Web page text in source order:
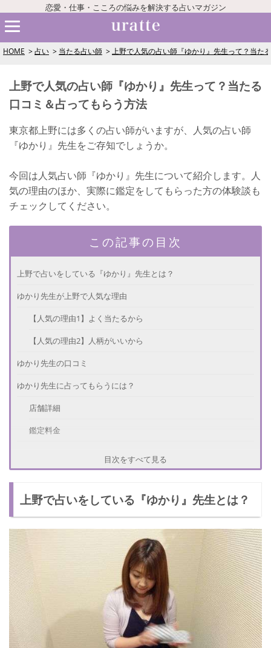
恋愛・仕事・こころの悩みを解決する占いマガジン
HOME 占い 当たる占い師 上野で人気の占い師『ゆかり』先生って？当た
上野で人気の占い師『ゆかり』先生って？当たる
口コミ＆占ってもらう方法
東京都上野には多くの占い師がいますが、人気の占い師
『ゆかり』先生をご存知でしょうか。
今回は人気占い師『ゆかり』先生について紹介します。人
気の理由のほか、実際に鑑定をしてもらった方の体験談も
チェックしてください。
この記事の目次
上野で占いをしている『ゆかり』先生とは？
ゆかり先生が上野で人気な理由
【人気の理由1】よく当たるから
【人気の理由2】人柄がいいから
ゆかり先生の口コミ
ゆかり先生に占ってもらうには？
店舗詳細
鑑定料金
目次をすべて見る
上野で占いをしている『ゆかり』先生とは？